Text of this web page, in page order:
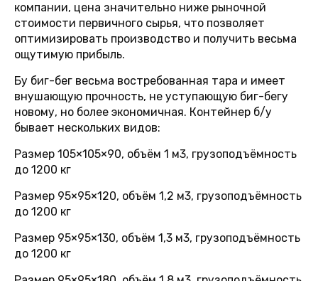
компании, цена значительно ниже рыночной
стоимости первичного сырья, что позволяет
оптимизировать производство и получить весьма
ощутимую прибыль.
Бу биг-бег весьма востребованная тара и имеет
внушающую прочность, не уступающую биг-бегу
новому, но более экономичная. Контейнер б/у
бывает нескольких видов:
Размер 105×105×90, объём 1 м3, грузоподъёмность
до 1200 кг
Размер 95×95×120, объём 1,2 м3, грузоподъёмность
до 1200 кг
Размер 95×95×130, объём 1,3 м3, грузоподъёмность
до 1200 кг